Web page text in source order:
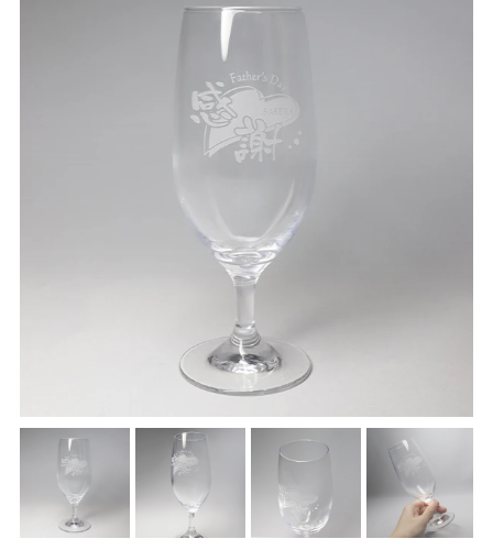
フォトフレーム
ウェルカムボード
ペーパーウェイト
小物入れ
盾・トロフィー